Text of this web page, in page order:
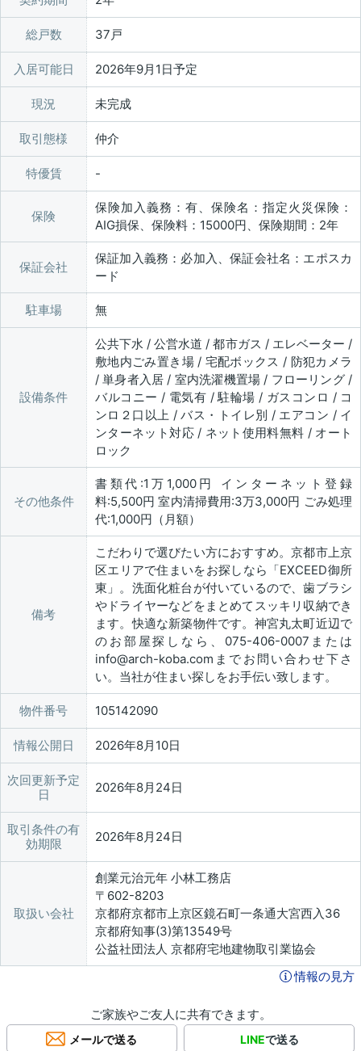
総戸数 37戸
入居可能日 2026年9月1日予定
現況 未完成
取引態様 仲介
特優賃
保険
保険加入義務：有、保険名：指定火災保険：
AIG損保、保険料：15000円、保険期間：2年
保証会社
保証加入義務：必加入、保証会社名：エポスカ
ード
駐車場 無
設備条件
公共下水 / 公営水道 / 都市ガス / エレベーター /
敷地内ごみ置き場 / 宅配ボックス / 防犯カメラ
/ 単身者入居 / 室内洗濯機置場 / フローリング /
バルコニー / 電気有 / 駐輪場 / ガスコンロ / コ
ンロ２口以上 / バス・トイレ別 / エアコン / イ
ンターネット対応 / ネット使用料無料 / オート
ロック
その他条件
書類代:1万1,000円 インターネット登録
料:5,500円 室内清掃費用:3万3,000円 ごみ処理
代:1,000円（月額）
備考
こだわりで選びたい方におすすめ。京都市上京
区エリアで住まいをお探しなら「EXCEED御所
東」。洗面化粧台が付いているので、歯ブラシ
やドライヤーなどをまとめてスッキリ収納でき
ます。快適な新築物件です。神宮丸太町近辺で
のお部屋探しなら、075-406-0007または
info@arch-koba.comまでお問い合わせ下さ
い。当社が住まい探しをお手伝い致します。
物件番号 105142090
情報公開日 2026年8月10日
次回更新予定
日
2026年8月24日
取引条件の有
効期限
2026年8月24日
取扱い会社
創業元治元年 小林工務店
〒602-8203
京都府京都市上京区鏡石町一条通大宮西入36
京都府知事(3)第13549号
公益社団法人 京都府宅地建物取引業協会
情報の見方
ご家族やご友人に共有できます。
メールで送る LINEで送る